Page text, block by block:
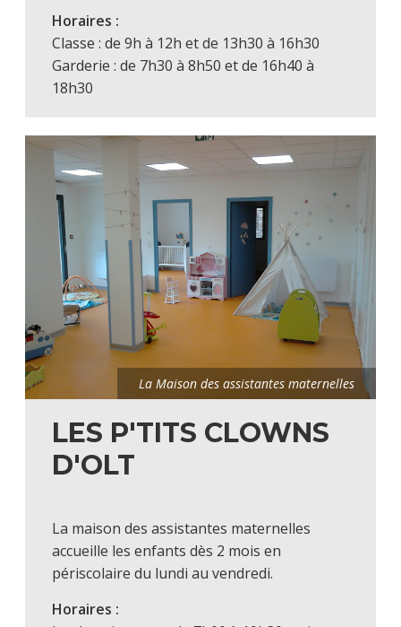
Horaires :
Classe : de 9h à 12h et de 13h30 à 16h30
Garderie : de 7h30 à 8h50 et de 16h40 à
18h30
La Maison des assistantes maternelles
LES P'TITS CLOWNS
D'OLT
La maison des assistantes maternelles
accueille les enfants dès 2 mois en
périscolaire du lundi au vendredi.
Horaires :